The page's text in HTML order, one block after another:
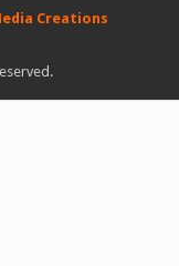
Creations